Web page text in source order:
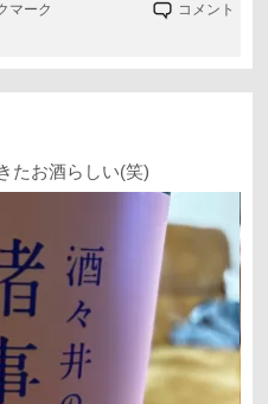
マーク コメント
たお酒らしい(笑)